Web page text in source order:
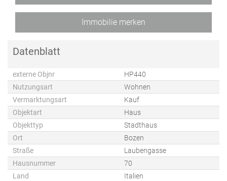
Immobilie merken
Datenblatt
externe Objnr
HP440
Nutzungsart
Wohnen
Vermarktungsart
Kauf
Objektart
Haus
Objekttyp
Stadthaus
Ort
Bozen
Straße
Laubengasse
Hausnummer
70
Land
Italien